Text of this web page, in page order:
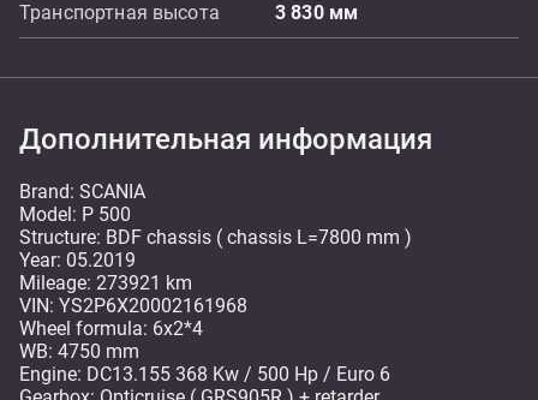
Транспортная высота 3 830 мм
Дополнительная информация
Brand: SCANIA
Model: P 500
Structure: BDF chassis ( chassis L=7800 mm )
Year: 05.2019
Mileage: 273921 km
VIN: YS2P6X20002161968
Wheel formula: 6x2*4
WB: 4750 mm
Engine: DC13.155 368 Kw / 500 Hp / Euro 6